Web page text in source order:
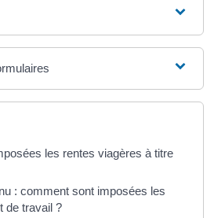
les rentes viagères à titre
: comment sont imposées les
de travail ?